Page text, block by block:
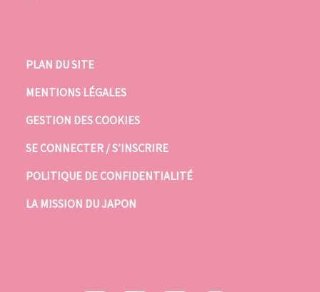
PLAN DU SITE
MENTIONS LÉGALES
GESTION DES COOKIES
SE CONNECTER / S’INSCRIRE
POLITIQUE DE CONFIDENTIALITÉ
LA MISSION DU JAPON